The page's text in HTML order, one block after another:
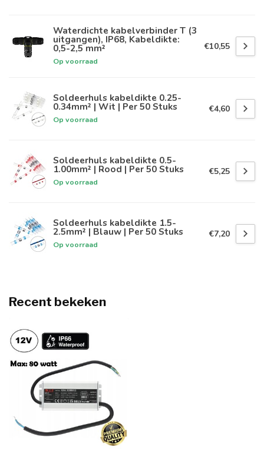
Waterdichte kabelverbinder T (3
uitgangen), IP68, Kabeldikte:
0,5-2,5 mm²
Op voorraad
€10,55
Soldeerhuls kabeldikte 0.25-
0.34mm² | Wit | Per 50 Stuks
Op voorraad
€4,60
Soldeerhuls kabeldikte 0.5-
1.00mm² | Rood | Per 50 Stuks
Op voorraad
€5,25
Soldeerhuls kabeldikte 1.5-
2.5mm² | Blauw | Per 50 Stuks
Op voorraad
€7,20
Recent bekeken